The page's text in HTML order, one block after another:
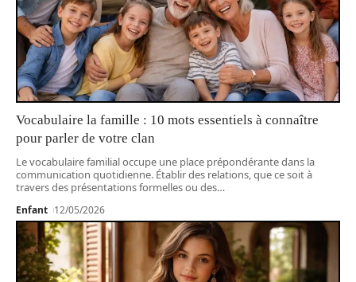
Vocabulaire la famille : 10 mots essentiels à connaître
pour parler de votre clan
Le vocabulaire familial occupe une place prépondérante dans la
communication quotidienne. Établir des relations, que ce soit à
travers des présentations formelles ou des…
Enfant 12/05/2026